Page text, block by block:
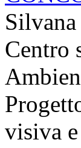
Centro
visiva